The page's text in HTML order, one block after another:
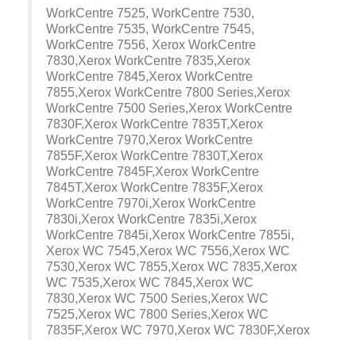
WorkCentre 7525, WorkCentre 7530,
WorkCentre 7535, WorkCentre 7545,
WorkCentre 7556, Xerox WorkCentre
7830,Xerox WorkCentre 7835,Xerox
WorkCentre 7845,Xerox WorkCentre
7855,Xerox WorkCentre 7800 Series,Xerox
WorkCentre 7500 Series,Xerox WorkCentre
7830F,Xerox WorkCentre 7835T,Xerox
WorkCentre 7970,Xerox WorkCentre
7855F,Xerox WorkCentre 7830T,Xerox
WorkCentre 7845F,Xerox WorkCentre
7845T,Xerox WorkCentre 7835F,Xerox
WorkCentre 7970i,Xerox WorkCentre
7830i,Xerox WorkCentre 7835i,Xerox
WorkCentre 7845i,Xerox WorkCentre 7855i,
Xerox WC 7545,Xerox WC 7556,Xerox WC
7530,Xerox WC 7855,Xerox WC 7835,Xerox
WC 7535,Xerox WC 7845,Xerox WC
7830,Xerox WC 7500 Series,Xerox WC
7525,Xerox WC 7800 Series,Xerox WC
7835F,Xerox WC 7970,Xerox WC 7830F,Xerox